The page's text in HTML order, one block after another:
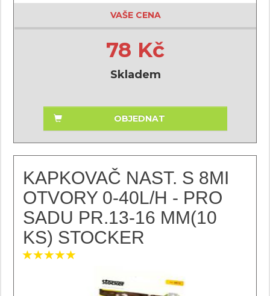
VAŠE CENA
78 Kč
Skladem
OBJEDNAT
KAPKOVAČ NAST. S 8MI
OTVORY 0-40L/H - PRO
SADU PR.13-16 MM(10
KS) STOCKER